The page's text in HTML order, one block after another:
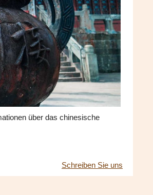
über das chinesische
Schreiben Sie uns